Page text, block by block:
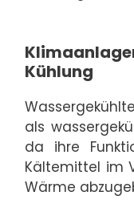
Kühlung
als
da ihre
Kältemittel im
Wärme